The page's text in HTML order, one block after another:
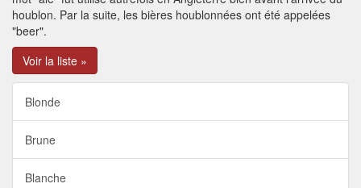
houblon. Par la suite, les bières houblonnées ont été appelées
"beer".
Voir la liste »
Blonde
Brune
Blanche